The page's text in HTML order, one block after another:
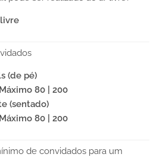
(de pé)
80 | 200
(sentado)
80 | 200
de convidados para um